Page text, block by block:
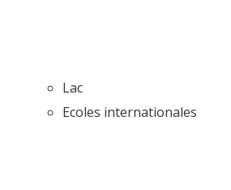
Lac
Ecoles internationales